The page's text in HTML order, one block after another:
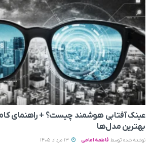
عینک آفتابی هوشمند چیست؟ + راهنمای
بهترین مدل‌ها
نوشته شده توسط فاطمه امامی